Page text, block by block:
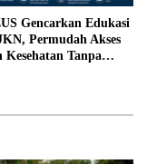
Gencarkan Edukasi
Permudah Akses
Kesehatan Tanpa